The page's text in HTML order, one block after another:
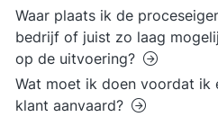
Waar plaats ik de
bedrijf of juist zo laag
op de uitvoering?
Wat moet ik doen voordat ik
klant aanvaard?